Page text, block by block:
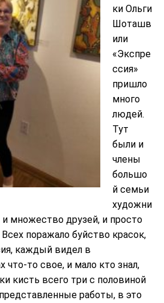
ки Ольги
Шоташв
или
«Экспре
ссия»
пришло
много
людей.
Тут
были и
члены
большо
й семьи
художни
множество друзей, и просто
Всех поражало буйство красок,
каждый видел в
что-то свое, и мало кто знал,
кисть всего три с половиной
представленные работы, в это